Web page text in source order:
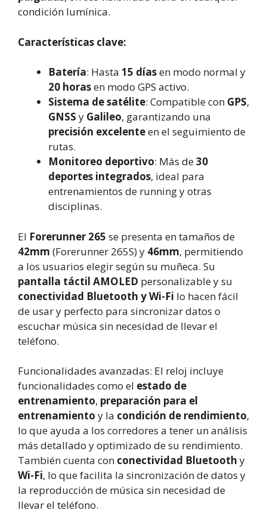
condición lumínica.
Características clave:
Batería: Hasta 15 díasen modo normal y
20 horasen modo GPS activo.
Sistema de satélite: Compatible con GPS,
GNSS y Galileo, garantizando una
precisión excelenteen el seguimiento de
rutas.
Monitoreo deportivo: Más de30
deportes integrados, ideal para
entrenamientos de running y otras
disciplinas.
El Forerunner 265 se presenta en tamaños de
42mm (Forerunner 265S) y 46mm, permitiendo
a los usuarios elegir según su muñeca. Su
pantalla táctil AMOLED personalizable y su
conectividad Bluetooth y Wi-Fi lo hacen fácil
de usar y perfecto para sincronizar datos o
escuchar música sin necesidad de llevar el
teléfono.
Funcionalidades avanzadas: El reloj incluye
funcionalidades como el estado de
entrenamiento, preparación para el
entrenamiento y la condición de rendimiento,
lo que ayuda a los corredores a tener un análisis
más detallado y optimizado de su rendimiento.
También cuenta con conectividad Bluetooth y
Wi-Fi, lo que facilita la sincronización de datos y
la reproducción de música sin necesidad de
llevar el teléfono.